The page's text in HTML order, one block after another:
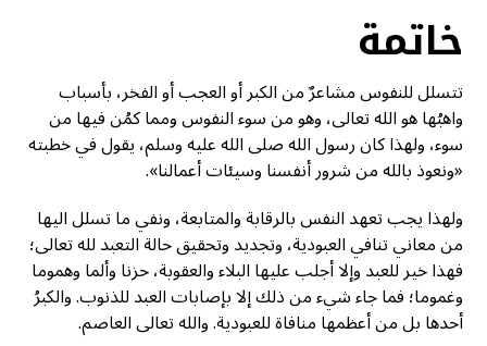
خاتمة
تتسلل للنفوس مشاعرٌ من الكبر أو العجب أو الفخر، بأسباب
واهبُها هو الله تعالى، وهو من سوء النفوس ومما كمُن فيها من
سوء، ولهذا كان رسول الله صلى الله عليه وسلم، يقول في خطبته
«ونعوذ بالله من شرور أنفسنا وسيئات أعمالنا».
ولهذا يجب تعهد النفس بالرقابة والمتابعة، ونفي ما تسلل اليها
من معاني تنافي العبودية، وتجديد وتحقيق حالة التعبد لله تعالى؛
فهذا خير للعبد وإلا أجلب عليها البلاء والعقوبة، حزنا وألما وهموما
وغموما؛ فما جاء شيء من ذلك إلا بإصابات العبد للذنوب. والكبرُ
أحدها بل من أعظمها منافاة للعبودية. والله تعالى العاصم.